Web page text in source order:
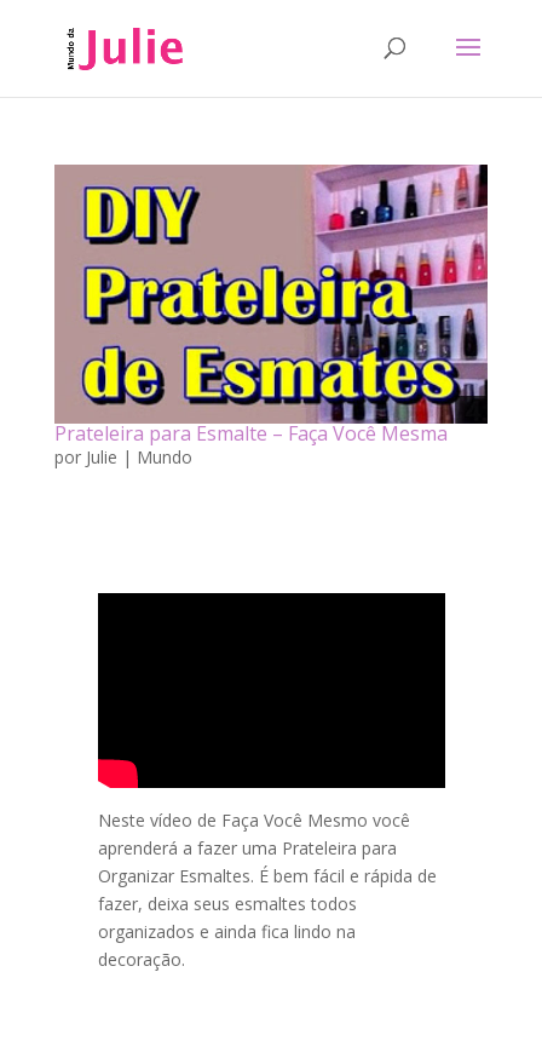
Prateleira para Esmalte – Faça Você Mesma
por Julie | Mundo
Neste vídeo de Faça Você Mesmo você
aprenderá a fazer uma Prateleira para
Organizar Esmaltes. É bem fácil e rápida de
fazer, deixa seus esmaltes todos
organizados e ainda fica lindo na
decoração.